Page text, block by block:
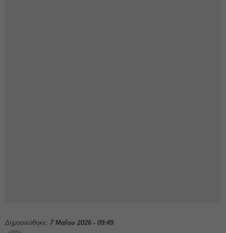
Δημοσιεύθηκε: 7 Μαΐου 2026 - 09:49